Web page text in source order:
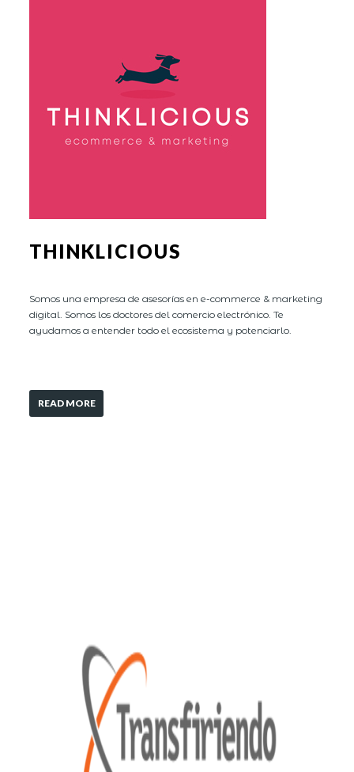
THINKLICIOUS
Somos una empresa de asesorías en e-commerce & marketing
digital. Somos los doctores del comercio electrónico. Te
ayudamos a entender todo el ecosistema y potenciarlo.
READ MORE